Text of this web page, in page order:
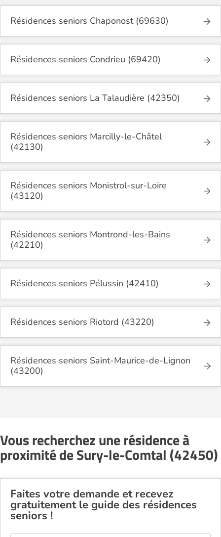
Résidences seniors Chaponost (69630)
Résidences seniors Condrieu (69420)
Résidences seniors La Talaudière (42350)
Résidences seniors Marcilly-le-Châtel
(42130)
Résidences seniors Monistrol-sur-Loire
(43120)
Résidences seniors Montrond-les-Bains
(42210)
Résidences seniors Pélussin (42410)
Résidences seniors Riotord (43220)
Résidences seniors Saint-Maurice-de-Lignon
(43200)
Vous recherchez une résidence à
proximité de Sury-le-Comtal (42450)
Faites votre demande et recevez
gratuitement le guide des résidences
seniors !